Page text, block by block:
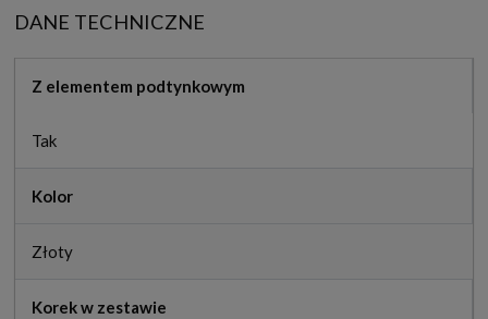
DANE TECHNICZNE
Z elementem podtynkowym
Tak
Kolor
Złoty
Korek w zestawie